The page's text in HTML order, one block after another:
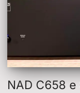
NAD C658